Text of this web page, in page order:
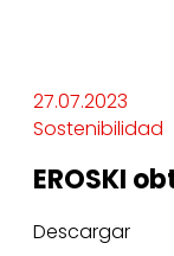
27.07.2023
Sostenibilidad
EROSKI
Descargar